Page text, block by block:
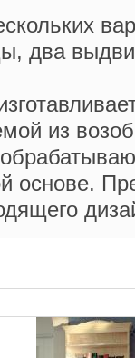
два
из
основе.